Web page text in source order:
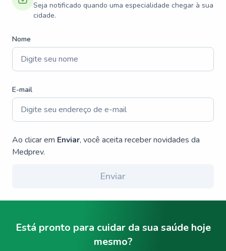
Seja notificado quando uma especialidade chegar à sua
cidade.
Nome
E-mail
Ao clicar em Enviar, você aceita receber novidades da
Medprev.
Enviar
Está pronto para cuidar da sua saúde hoje
mesmo?